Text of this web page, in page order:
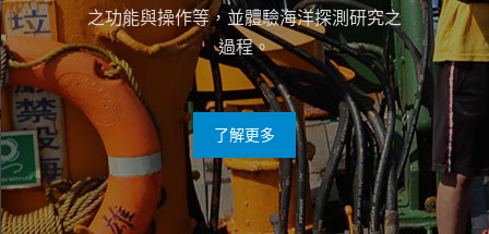
之功能與操作等，並體驗海洋探測研究之
過程。
了解更多